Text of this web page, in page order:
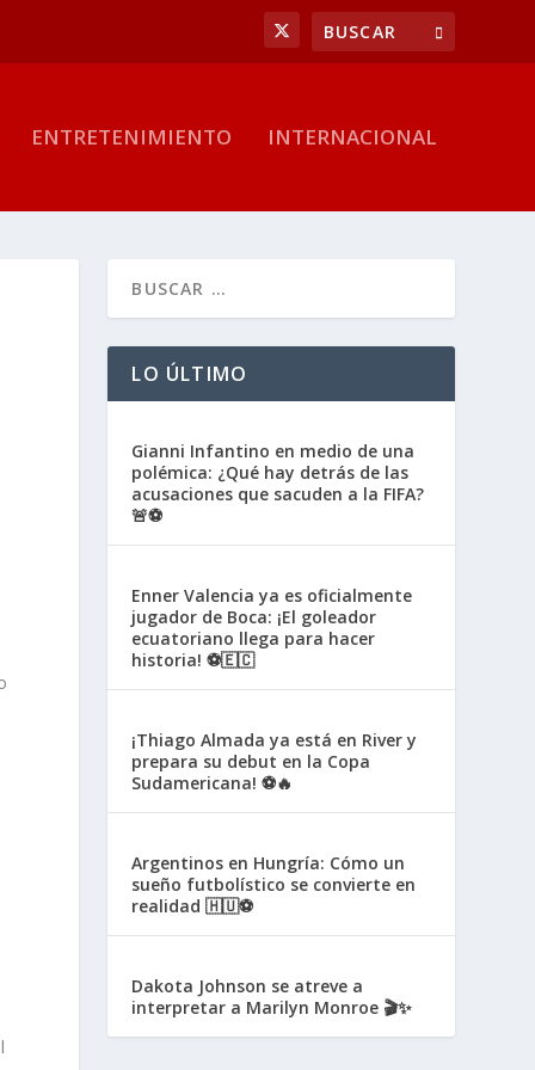
ENTRETENIMIENTO INTERNACIONAL
LO ÚLTIMO
Gianni Infantino en medio de una
polémica: ¿Qué hay detrás de las
acusaciones que sacuden a la FIFA?
🚨⚽
Enner Valencia ya es oficialmente
jugador de Boca: ¡El goleador
ecuatoriano llega para hacer
historia! ⚽🇪🇨
¡Thiago Almada ya está en River y
prepara su debut en la Copa
Sudamericana! ⚽🔥
Argentinos en Hungría: Cómo un
sueño futbolístico se convierte en
realidad 🇭🇺⚽
Dakota Johnson se atreve a
interpretar a Marilyn Monroe 🎬✨